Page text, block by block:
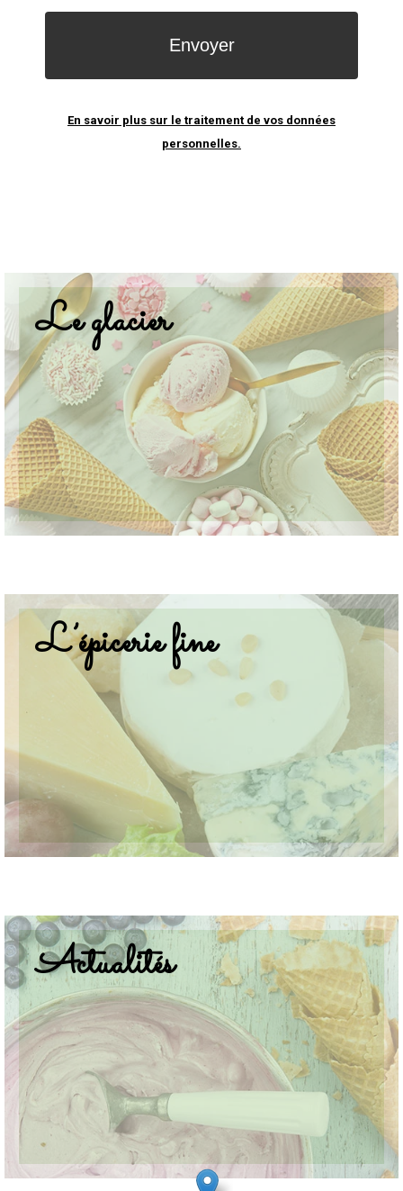
En savoir plus sur le traitement de vos données
personnelles.
Le glacier
L’épicerie fine
Actualités